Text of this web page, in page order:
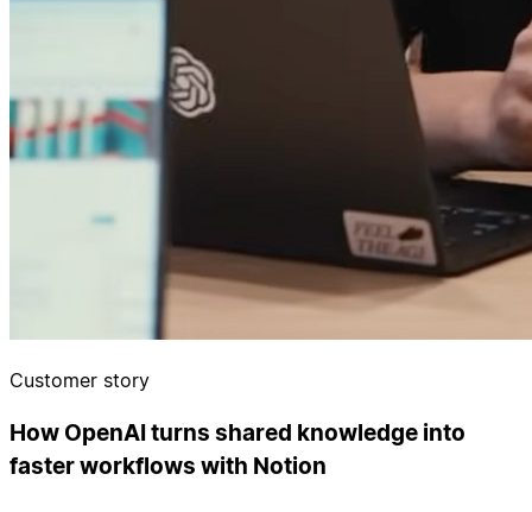
Customer story
How OpenAI turns shared knowledge into
faster workflows with Notion